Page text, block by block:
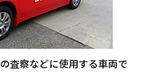
査察などに使用する車両で